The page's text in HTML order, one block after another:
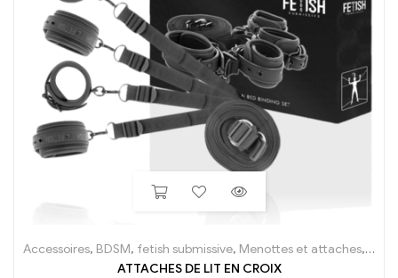
Accessoires, BDSM, fetish submissive, Menottes et attaches, Nos
ATTACHES DE LIT EN CROIX